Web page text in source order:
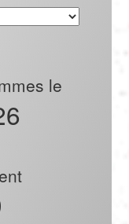
le